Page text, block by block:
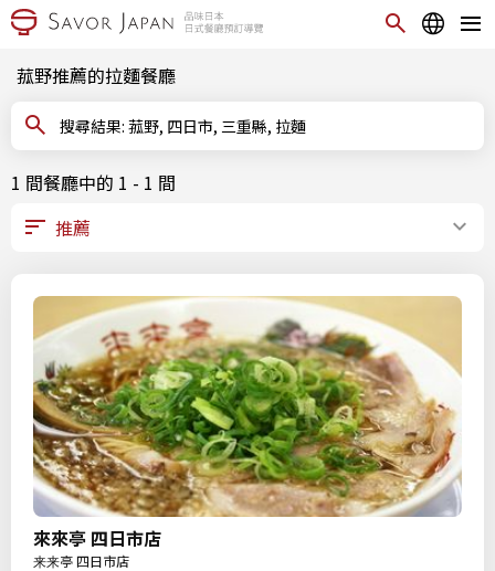
菰野推薦的拉麵餐廳
搜尋結果: 菰野, 四日市, 三重縣, 拉麵
1 間餐廳中的 1 - 1 間
來來亭 四日市店
来来亭 四日市店